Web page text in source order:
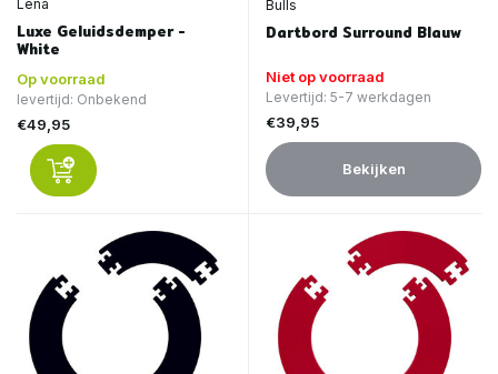
Lena
Luxe Geluidsdemper -
White
Op voorraad
levertijd: Onbekend
€49,95
Bulls
Dartbord Surround Blauw
Niet op voorraad
Levertijd: 5-7 werkdagen
€39,95
Bekijken